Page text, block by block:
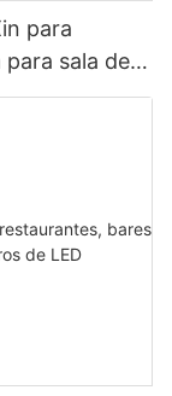
para
sala de